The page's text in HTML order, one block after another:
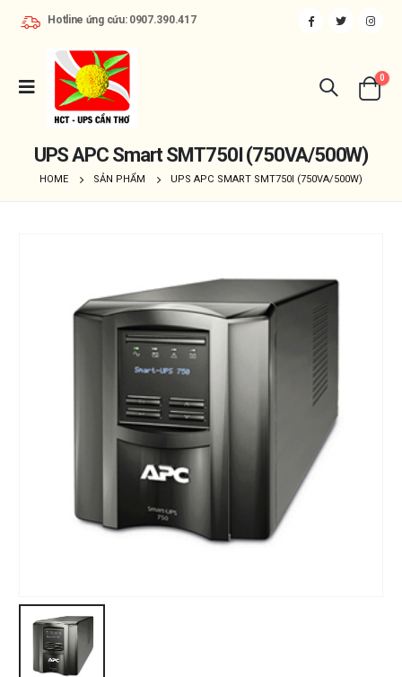
Hotline ứng cứu: 0907.390.417
0
UPS APC Smart SMT750I (750VA/500W)
HOME SẢN PHẨM UPS APC SMART SMT750I (750VA/500W)